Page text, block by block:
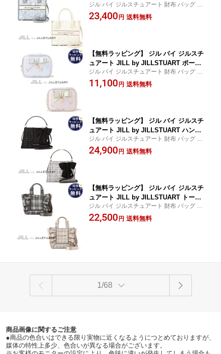
バッグ ショルダーバッグ フラワーチュ
ール 2way レディースブランド 正規品
ジル バイ ジルスチュアート 財布 バッグ レ
ディース 送料無料 正規品 新品 記念日 お祝
い 入学祝 就職祝 クリスマス プレゼント か
23,400 円 送料無料
【無料ラッピング】 ジル バイ ジルスチ
ュアート JILL by JILLSTUART ポーチ
BEARシリーズ スクエアポーチ レディ
ースブランド 正規品 新品 ギフト プレ
ジル バイ ジルスチュアート 財布 バッグ レ
ディース 送料無料 正規品 新品 記念日 お祝
い 入学祝 就職祝 クリスマス プレゼント か
11,100 円 送料無料
【無料ラッピング】 ジル バイ ジルスチ
ュアート JILL by JILLSTUART ハンド
バッグ ショルダーバッグ キルティング
ワンハンドルバッグ 2way レディースブ
ジル バイ ジルスチュアート 財布 バッグ レ
ディース 送料無料 正規品 新品 記念日 お祝
い 入学祝 就職祝 クリスマス プレゼント か
24,900 円 送料無料
【無料ラッピング】 ジル バイ ジルスチ
ュアート JILL by JILLSTUART トート
バッグ ショルダーバッグ チェックフレ
ームフリル 2way レディースブランド
ジル バイ ジルスチュアート 財布 バッグ レ
ディース 送料無料 正規品 新品 記念日 お祝
い 入学祝 就職祝 クリスマス プレゼント か
22,500 円 送料無料
1/68
商品画像に関するご注意
●商品の色合いはできる限り実物に近くなるようにつとめておりますが、
媒体の特性上多少、色合いが異なる場合がございます。